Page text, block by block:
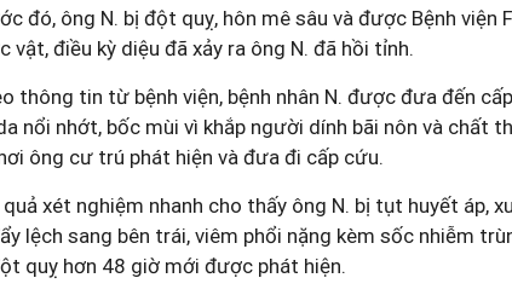
đó, ông N. bị đột quỵ, hôn mê sâu và được Bệnh
vật, điều kỳ diệu đã xảy ra ông N. đã hồi tỉnh.
thông tin từ bệnh viện, bệnh nhân N. được đưa đến
nổi nhớt, bốc mùi vì khắp người dính bãi nôn và chất
ông cư trú phát hiện và đưa đi cấp cứu.
xét nghiệm nhanh cho thấy ông N. bị tụt huyết áp,
lệch sang bên trái, viêm phổi nặng kèm sốc nhiễm
quỵ hơn 48 giờ mới được phát hiện.